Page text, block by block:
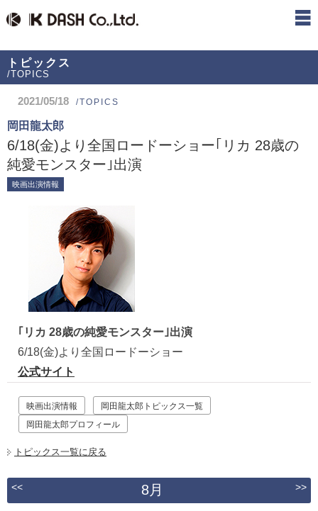
トピックス
/TOPICS
2021/05/18 /TOPICS
岡田龍太郎
6/18(金)より全国ロードーショー｢リカ 28歳の
純愛モンスター｣出演
映画出演情報
｢リカ 28歳の純愛モンスター｣出演
6/18(金)より全国ロードーショー
公式サイト
映画出演情報
岡田龍太郎トピックス一覧
岡田龍太郎プロフィール
トピックス一覧に戻る
<< 8月 >>